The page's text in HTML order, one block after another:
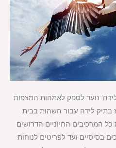
נועד לספק לאמהות המצפות
בתיק לידה עבור השהות בבית
המרכיבים החיוניים הדרושים
בסיסיים ועד לפריטים לנוחות